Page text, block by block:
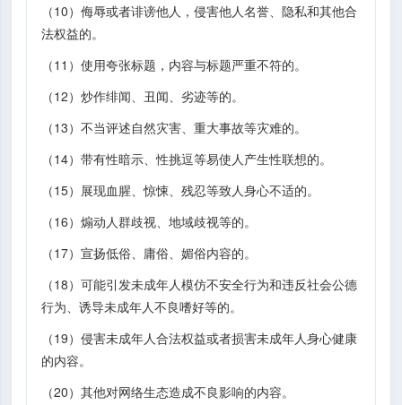
（10）侮辱或者诽谤他人，侵害他人名誉、隐私和其他合
法权益的。
（11）使用夸张标题，内容与标题严重不符的。
（12）炒作绯闻、丑闻、劣迹等的。
（13）不当评述自然灾害、重大事故等灾难的。
（14）带有性暗示、性挑逗等易使人产生性联想的。
（15）展现血腥、惊悚、残忍等致人身心不适的。
（16）煽动人群歧视、地域歧视等的。
（17）宣扬低俗、庸俗、媚俗内容的。
（18）可能引发未成年人模仿不安全行为和违反社会公德
行为、诱导未成年人不良嗜好等的。
（19）侵害未成年人合法权益或者损害未成年人身心健康
的内容。
（20）其他对网络生态造成不良影响的内容。